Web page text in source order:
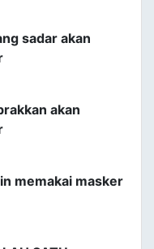
sadar akan
akan
memakai masker